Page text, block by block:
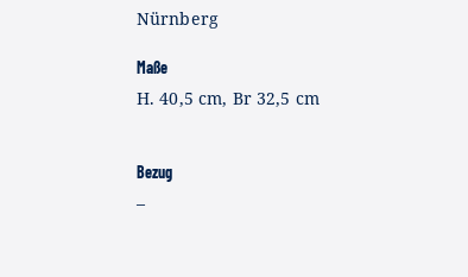
Nürnberg
Maße
H. 40,5 cm, Br 32,5 cm
Bezug
–